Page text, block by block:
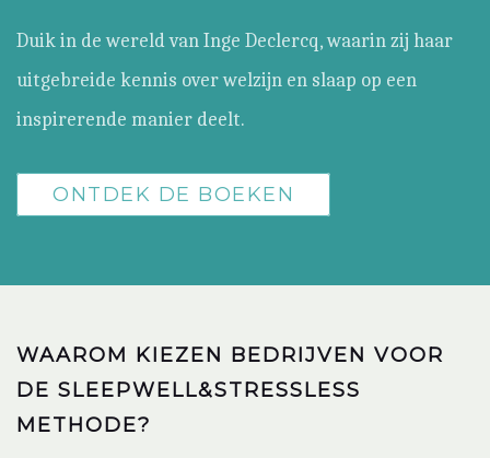
Duik in de wereld van Inge Declercq, waarin zij haar
uitgebreide kennis over welzijn en slaap op een
inspirerende manier deelt.
ONTDEK DE BOEKEN
WAAROM KIEZEN BEDRIJVEN VOOR
DE SLEEPWELL&STRESSLESS
METHODE?